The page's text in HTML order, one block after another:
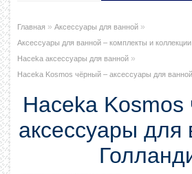
Главная » Аксессуары для ванной »
Аксессуары для ванной – комплекты и
Haceka аксессуары для ванной »
Haceka Kosmos чёрный – аксессуары для
Haceka
аксессуары для